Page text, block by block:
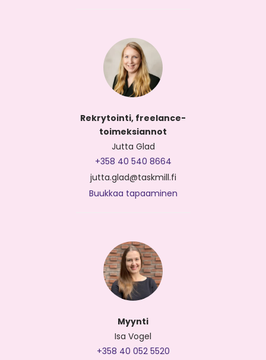
Rekrytointi, freelance-
toimeksiannot
Jutta Glad
+358 40 540 8664
jutta.glad@taskmill.fi
Buukkaa tapaaminen
Myynti
Isa Vogel
+358 40 052 5520